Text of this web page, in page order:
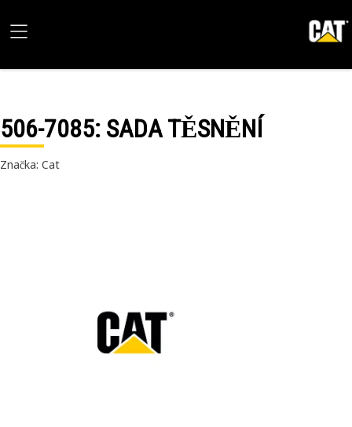
506-7085: SADA TĚSNĚNÍ
Značka: Cat